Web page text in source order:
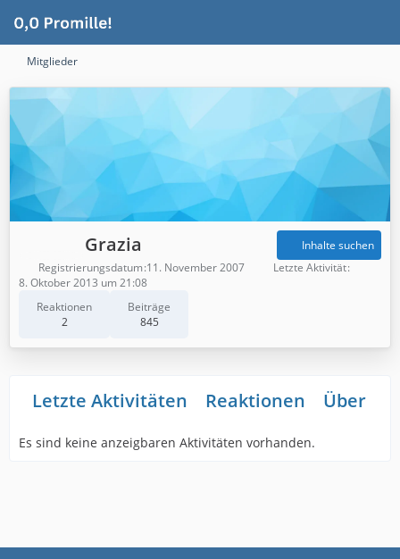
Mitglieder
Grazia
Reaktionen
2
Beiträge
845
Inhalte suchen
Registrierungsdatum 11. November 2007
Letzte Aktivität
8. Oktober 2013 um 21:08
Letzte Aktivitäten Reaktionen Über
Es sind keine anzeigbaren Aktivitäten vorhanden.